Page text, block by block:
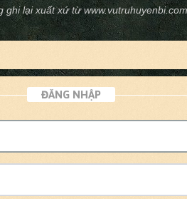
ghi lại xuất xứ từwww.vutruhuyenbi.com
ĐĂNG NHẬP